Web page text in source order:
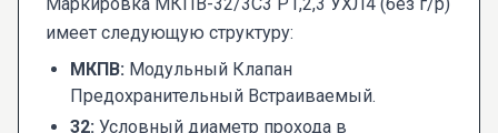
имеет следующую структуру:
МКПВ: Модульный Клапан
Предохранительный Встраиваемый.
32: Условный диаметр прохода в